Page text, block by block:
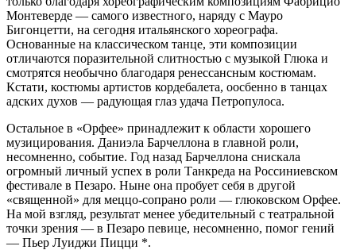
Монтеверде — самого известного, наряду с Мауро
Бигонцетти, на сегодня итальянского хореографа.
Основанные на классическом танце, эти композиции
отличаются поразительной слитностью с музыкой Глюка и
смотрятся необычно благодаря ренессансным костюмам.
Кстати, костюмы артистов кордебалета, оосбенно в танцах
адских духов — радующая глаз удача Петропулоса.
Остальное в «Орфее» принадлежит к области хорошего
музицирования. Даниэла Барчеллона в главной роли,
несомненно, событие. Год назад Барчеллона снискала
огромный личный успех в роли Танкреда на Россиниевском
фестивале в Пезаро. Ныне она пробует себя в другой
«священной» для меццо-сопрано роли — глюковском Орфее.
На мой взгляд, результат менее убедительный с театральной
точки зрения — в Пезаро певице, несомненно, помог гений
— Пьер Луиджи Пицци *.